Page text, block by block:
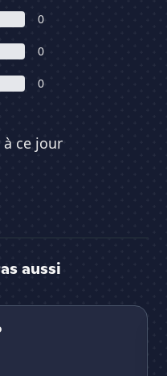
0
0
0
à ce jour
aussi